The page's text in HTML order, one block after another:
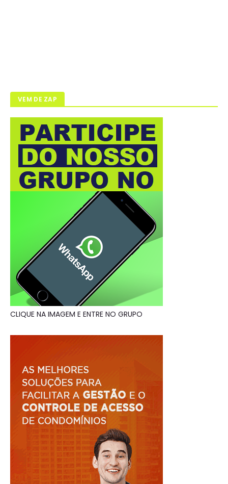
VEM DE ZAP
CLIQUE NA IMAGEM E ENTRE NO GRUPO